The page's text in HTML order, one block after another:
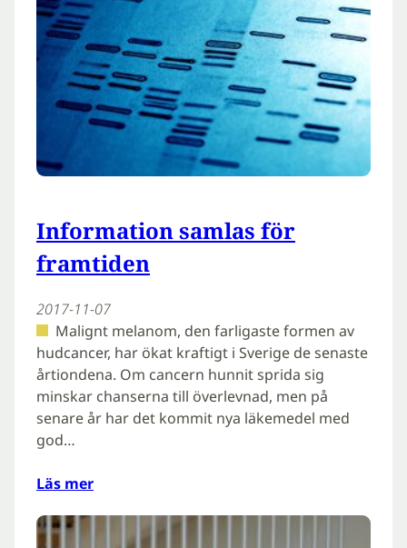
Information samlas för
framtiden
2017-11-07
Malignt melanom, den farligaste formen av
hudcancer, har ökat kraftigt i Sverige de senaste
årtiondena. Om cancern hunnit sprida sig
minskar chanserna till överlevnad, men på
senare år har det kommit nya läkemedel med
god…
Läs mer